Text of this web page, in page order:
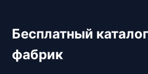
Бесплатный
фабрик